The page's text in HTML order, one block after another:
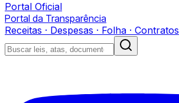
Portal Oficial
Portal da Transparência
Receitas · Despesas · Folha · Contratos